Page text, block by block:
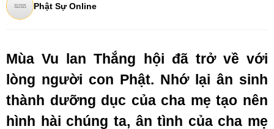
Phật Sự Online
Mùa Vu lan Thắng hội đã trở về với
lòng người con Phật. Nhớ lại ân sinh
thành dưỡng dục của cha mẹ tạo nên
hình hài chúng ta, ân tình của cha mẹ